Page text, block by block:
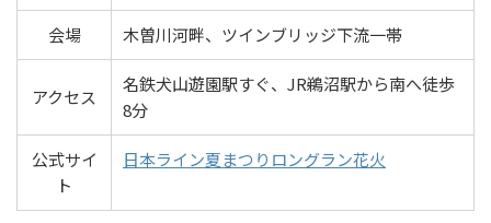
会場 木曽川河畔、ツインブリッジ下流一帯
アクセス
名鉄犬山遊園駅すぐ、JR鵜沼駅から南へ徒歩
8分
公式サイ
ト
日本ライン夏まつりロングラン花火